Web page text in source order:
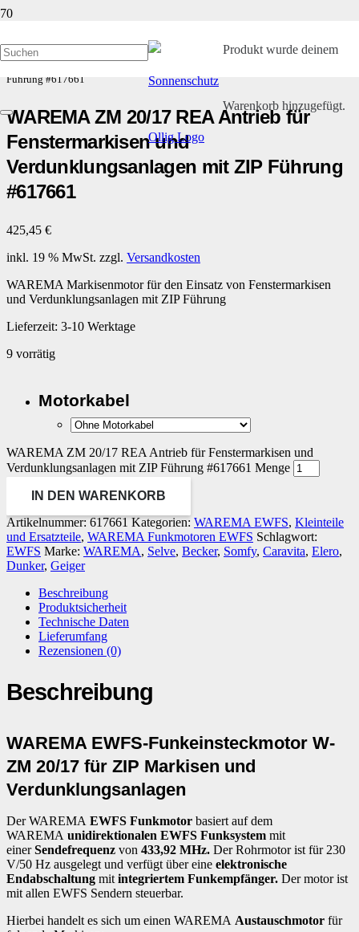
Produktwurde deinem
Warenkorb hinzugefügt.
Start/Kleinteile und Ersatzteile/WAREMA Funkmotoren EWFS / WAREMA
ZM 20/17 REA Antrieb für Fenstermarkisen und Verdunklungsanlagen mit ZIP
Führung #617661
WAREMA ZM 20/17 REA Antrieb für
Fenstermarkisen und
Verdunklungsanlagen mit ZIP Führung
#617661
425,45 €
inkl. 19 % MwSt. zzgl. Versandkosten
WAREMA Markisenmotor für den Einsatz von Fenstermarkisen
und Verdunklungsanlagen mit ZIP Führung
Lieferzeit: 3-10 Werktage
9 vorrätig
Motorkabel
WAREMA ZM 20/17 REA Antrieb für Fenstermarkisen und
Verdunklungsanlagen mit ZIP Führung #617661 Menge
IN DEN WARENKORB
Artikelnummer:617661 Kategorien: WAREMA EWFS, Kleinteile
und Ersatzteile, WAREMA Funkmotoren EWFS Schlagwort:
EWFS Marke: WAREMA, Selve, Becker, Somfy, Caravita, Elero,
Dunker, Geiger
Beschreibung
Produktsicherheit
Technische Daten
Lieferumfang
Rezensionen (0)
Beschreibung
WAREMA EWFS-Funkeinsteckmotor W-
ZM 20/17 für ZIP Markisen und
Verdunklungsanlagen
Der WAREMA EWFS Funkmotor basiert auf dem
WAREMA unidirektionalen EWFS Funksystem mit
einerSendefrequenz von 433,92 MHz. Der Rohrmotor ist für 230
V/50 Hz ausgelegt und verfügt über eine elektronische
Endabschaltung mit integriertem Funkempfänger. Der motor ist
mit allen EWFS Sendern steuerbar.
Hierbei handelt es sich um einen WAREMA Austauschmotor für